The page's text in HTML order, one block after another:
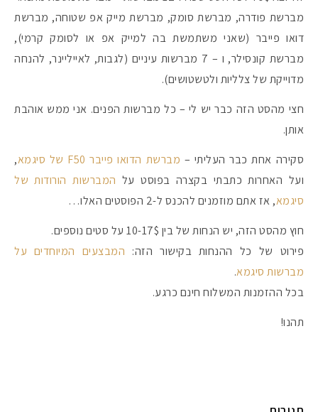
מברשת פודרה, מברשת סומק, מברשת מייק אפ שטוחה, מברשת
דואו פייבר (שאני משתמשת בה למייק אפ או לסומק קרמי),
מברשת קונסילר, ו – 7 מברשות עיניים (לגבות, לאייליינר, להנחה
מדוייקת של צלליות ולטשטושים).
חצי מהסט הזה כבר יש לי – כל מברשות הפנים. אני ממש אוהבת
אותן.
סקירה אחת כבר העליתי – מברשת הדואו פייבר F50 של סיגמא
,
ועל האחרות כתבתי בקצרה בפוסט על המברשות הורודות של
סיגמא, אז אתם מוזמנים להכנס ל-2 הפוסטים האלו…
חוץ מהסט הזה, יש הנחות של בין 10-17$ על סטים נוספים.
פירוט של כל ההנחות בקישור הזה: המבצעים המיוחדים על
מברשות סיגמא.
בכל ההזמנות המשלוח חינם כרגע.
תהנו!